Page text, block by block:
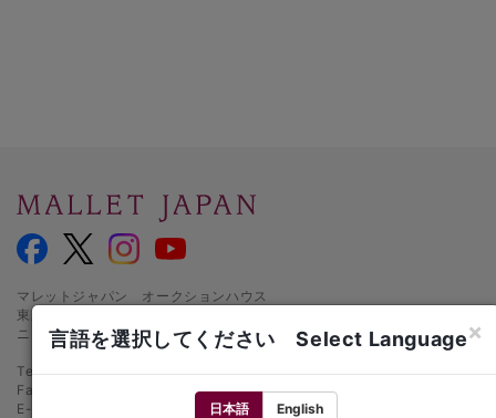
マレットジャパン オークションハウス
東京都千代田区麹町1-3-1
ニッセイ半蔵門ビル1階
Tel.: 03-5216-2480
Fax: 03-5216-2481
E-mail:
言語を選択してください Select Language×
日本語 English